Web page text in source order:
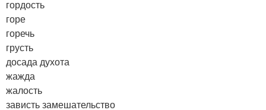
гордость
горе
горечь
грусть
досададухота
жажда
жалость
завистьзамешательство